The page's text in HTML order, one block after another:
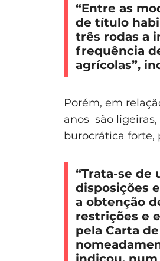
“Entre as
de título
três rodas a
frequência
agrícolas”,
Porém, em
anos são
burocrática forte,
“Trata-se de
disposições
a obtenção
restrições e
pela Carta